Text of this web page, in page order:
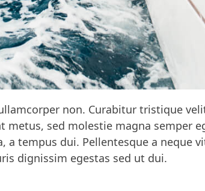
non. Curabitur tristique
metus, sed molestie magna semper
tempus dui. Pellentesque a neque
dignissim egestas sed ut dui.